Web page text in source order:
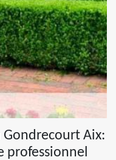
Aix:
professionnel